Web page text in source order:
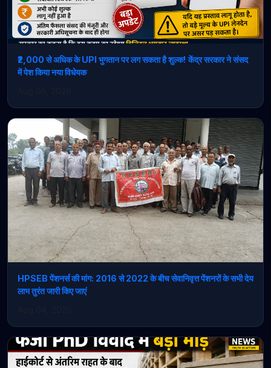
June 09, 2026 • 1 min read
₹2,000 से अधिक के UPI भुगतान पर लग सकता है शुल्क! केंद्र सरकार ने संसद
में पेश किया नया विधेयक
HPSEB पेंशनर्स की मांग: 2016 से 2022 के बीच सेवानिवृत्त पेंशनरों के सभी देय
लाभ तुरंत जारी किए जाएं